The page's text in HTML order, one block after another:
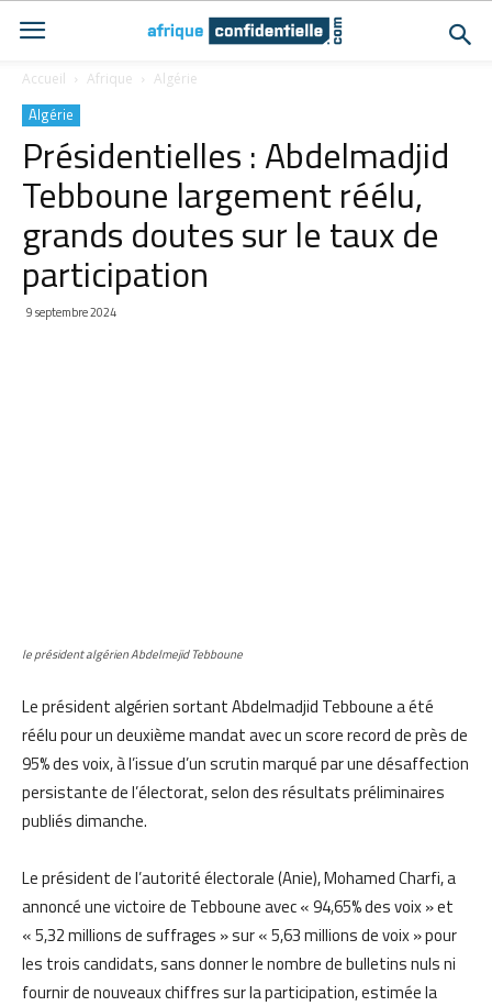
Accueil Afrique Algérie
Algérie
Présidentielles : Abdelmadjid
Tebboune largement réélu,
grands doutes sur le taux de
participation
9 septembre 2024
le président algérien Abdelmejid Tebboune
Le président algérien sortant Abdelmadjid Tebboune a été
réélu pour un deuxième mandat avec un score record de près de
95% des voix, à l’issue d’un scrutin marqué par une désaffection
persistante de l’électorat, selon des résultats préliminaires
publiés dimanche.
Le président de l’autorité électorale (Anie), Mohamed Charfi, a
annoncé une victoire de Tebboune avec « 94,65% des voix » et
« 5,32 millions de suffrages » sur « 5,63 millions de voix » pour
les trois candidats, sans donner le nombre de bulletins nuls ni
fournir de nouveaux chiffres sur la participation, estimée la